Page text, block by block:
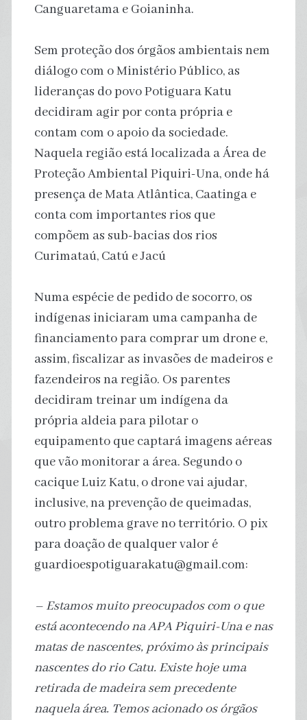
Canguaretama e Goianinha.
Sem proteção dos órgãos ambientais nem
diálogo com o Ministério Público, as
lideranças do povo Potiguara Katu
decidiram agir por conta própria e
contam com o apoio da sociedade.
Naquela região está localizada a Área de
Proteção Ambiental Piquiri-Una, onde há
presença de Mata Atlântica, Caatinga e
conta com importantes rios que
compõem as sub-bacias dos rios
Curimataú, Catú e Jacú
Numa espécie de pedido de socorro, os
indígenas iniciaram uma campanha de
financiamento para comprar um drone e,
assim, fiscalizar as invasões de madeiros e
fazendeiros na região. Os parentes
decidiram treinar um indígena da
própria aldeia para pilotar o
equipamento que captará imagens aéreas
que vão monitorar a área. Segundo o
cacique Luiz Katu, o drone vai ajudar,
inclusive, na prevenção de queimadas,
outro problema grave no território. O pix
para doação de qualquer valor é
guardioespotiguarakatu@gmail.com:
– Estamos muito preocupados com o que
está acontecendo na APA Piquiri-Una e nas
matas de nascentes, próximo às principais
nascentes do rio Catu. Existe hoje uma
retirada de madeira sem precedente
naquela área. Temos acionado os órgãos